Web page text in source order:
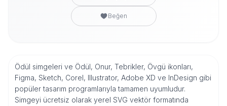
Beğen
Ödül simgeleri ve Ödül, Onur, Tebrikler, Övgü ikonları,
Figma, Sketch, Corel, Illustrator, Adobe XD ve InDesign gibi
popüler tasarım programlarıyla tamamen uyumludur.
Simgeyi ücretsiz olarak yerel SVG vektör formatında